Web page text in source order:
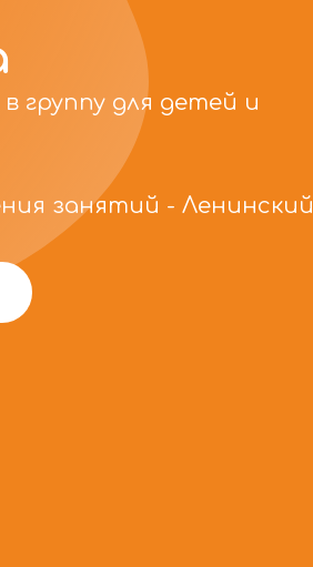
группу для детей и
занятий - Ленинский